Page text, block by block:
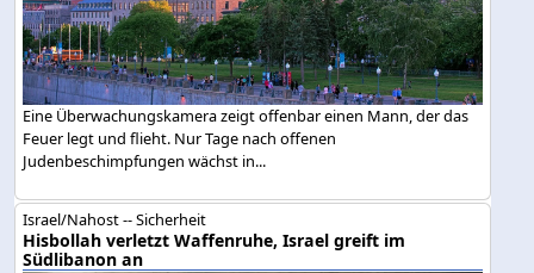
Eine Überwachungskamera zeigt offenbar einen Mann, der das
Feuer legt und flieht. Nur Tage nach offenen
Judenbeschimpfungen wächst in...
Israel/Nahost -- Sicherheit
Hisbollah verletzt Waffenruhe, Israel greift im
Südlibanon an